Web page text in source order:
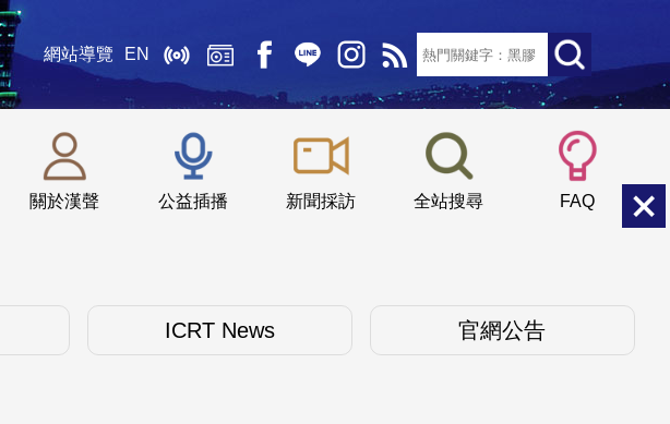
網站導覽 EN
關於漢聲 公益插播 新聞採訪 全站搜尋 FAQ
小 中
ICRT News 官網公告